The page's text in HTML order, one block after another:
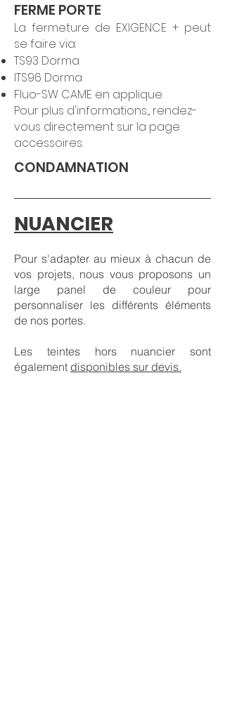
FERME PORTE
La fermeture de EXIGENCE + peut
se faire via:
TS93 Dorma
ITS96 Dorma
Fluo-SW CAME en applique
Pour plus d'informations,, rendez-
vous directement sur la page
accessoires.
CONDAMNATION
NUANCIER
Pour s'adapter au mieux à chacun de
vos projets, nous vous proposons un
large panel de couleur pour
personnaliser les différents éléments
de nos portes.
Les teintes hors nuancier sont
également disponibles sur devis.